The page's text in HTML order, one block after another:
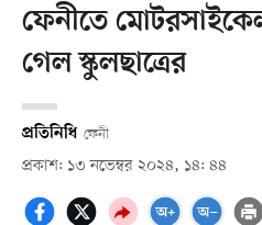
ফেনীতে
গেল স্কুলছাত্রের
প্রতিনিধি ফেনী
প্রকাশ: ১৩ নভেম্বর ২০২৪, ১৪: ৪৪